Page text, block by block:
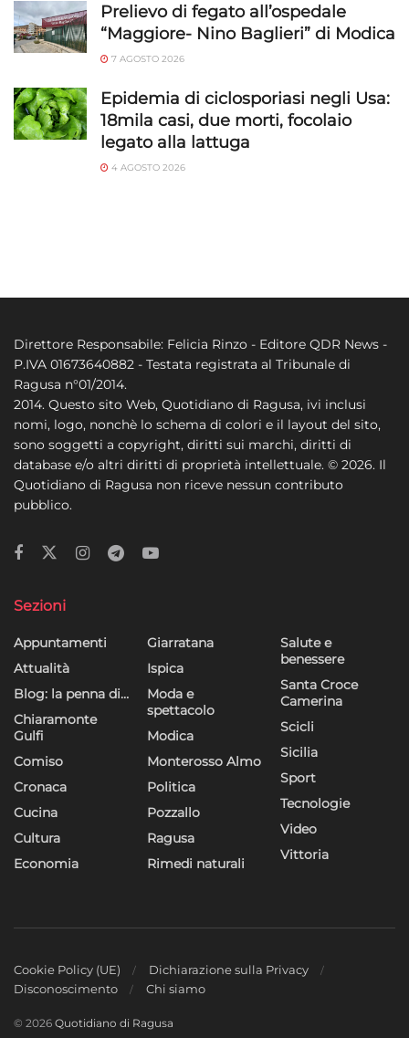
Prelievo di fegato all’ospedale
“Maggiore- Nino Baglieri” di Modica
7 AGOSTO 2026
Epidemia di ciclosporiasi negli Usa:
18mila casi, due morti, focolaio
legato alla lattuga
4 AGOSTO 2026
Direttore Responsabile: Felicia Rinzo - Editore QDR News -
P.IVA 01673640882 - Testata registrata al Tribunale di
Ragusa n°01/2014.
2014. Questo sito Web, Quotidiano di Ragusa, ivi inclusi
nomi, logo, nonchè lo schema di colori e il layout del sito,
sono soggetti a copyright, diritti sui marchi, diritti di
database e/o altri diritti di proprietà intellettuale. © 2026. Il
Quotidiano di Ragusa non riceve nessun contributo
pubblico.
Sezioni
Appuntamenti
Attualità
Blog: la penna di…
Chiaramonte
Gulfi
Comiso
Cronaca
Cucina
Cultura
Economia
Giarratana
Ispica
Moda e
spettacolo
Modica
Monterosso Almo
Politica
Pozzallo
Ragusa
Rimedi naturali
Salute e
benessere
Santa Croce
Camerina
Scicli
Sicilia
Sport
Tecnologie
Video
Vittoria
Cookie Policy (UE)
Dichiarazione sulla Privacy
Disconoscimento
Chi siamo
© 2026 Quotidiano di Ragusa